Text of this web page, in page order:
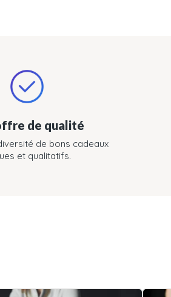
de qualité
de bons cadeaux
et qualitatifs.